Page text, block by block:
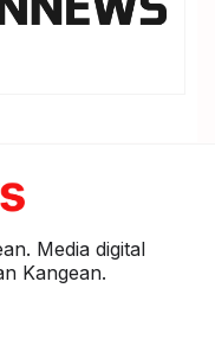
Media digital
Kangean.